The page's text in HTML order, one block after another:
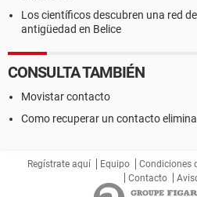
Los científicos descubren una red
antigüedad en Belice
CONSULTA TAMBIÉN
Movistar contacto
Como recuperar un contacto
Regístrate aquí Equipo Condiciones
Contacto